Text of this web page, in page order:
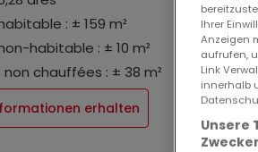
: ± 159 m²
habitable : ± 10 m²
chauffées : ± 38 m²
erhalten
Ihrer
Anzeigen
aufrufen,
Link
innerhalb
Unsere